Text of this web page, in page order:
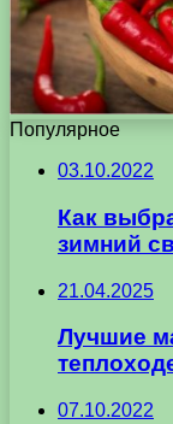
Популярное
03.10.2022
Как
зимний
21.04.2025
Лучшие
07.10.2022